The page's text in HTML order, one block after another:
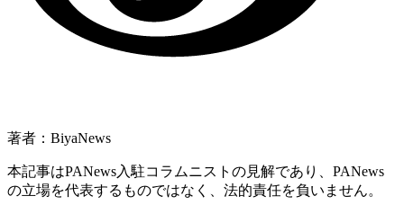
著者：BiyaNews
本記事はPANews入駐コラムニストの見解であり、PANews
の立場を代表するものではなく、法的責任を負いません。